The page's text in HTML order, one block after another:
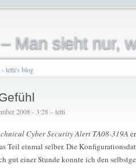
Man sieht nur,
› tetti's blog
2008 - 3:28 – tetti
Cyber Security Alert TA08-319A
Teil einmal selber. Die
gut einer Stunde konnte ich den